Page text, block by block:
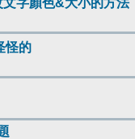
字顏色&大小的方法
怪的